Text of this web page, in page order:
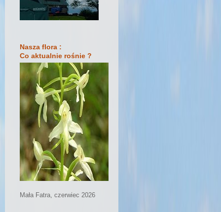
Nasza flora :
Co aktualnie rośnie ?
Mała Fatra, czerwiec 2026